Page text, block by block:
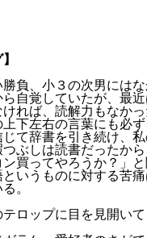
負、小３の次男には
自覚していたが、最
れば、読解力もなかっ
下左右の言葉にも必ず
て辞書を引き続け、
ぶしは読書だったか
買ってやろうか？」
いうものに対する苦
。
ロップに目を見開い